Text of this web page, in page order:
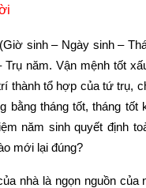
sinh – Ngày sinh –
năm. Vận mệnh tốt
thành tổ hợp của tứ trụ,
tháng tốt, tháng tốt
năm sinh quyết định
mới lại đúng?
nhà là ngọn nguồn của